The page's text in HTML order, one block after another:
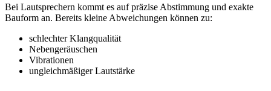
Bei Lautsprechern kommt es auf präzise Abstimmung und exakte
Bauform an. Bereits kleine Abweichungen können zu:
schlechter Klangqualität
Nebengeräuschen
Vibrationen
ungleichmäßiger Lautstärke